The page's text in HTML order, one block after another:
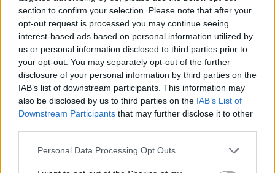
section to confirm your selection. Please note that after your
opt-out request is processed you may continue seeing
interest-based ads based on personal information utilized by
us or personal information disclosed to third parties prior to
your opt-out. You may separately opt-out of the further
disclosure of your personal information by third parties on the
IAB’s list of downstream participants. This information may
also be disclosed by us to third parties on the IAB’s List of
Downstream Participants that may further disclose it to other
Personal Data Processing Opt Outs
Low skrev:
De få gångerna man lämnar bilen på
verkstad så brukar man väl betala samband
man får nycklarna? Alltid gjort så och haft
stor förtroende för denna verkstad tidigare.
När en av personal pratade hur man gör. på
en volvo b20, och sedan han själv undra om
sugröret/hylsan över ventilskaftet, men hen
nekade att det behövs. Man trycker bara